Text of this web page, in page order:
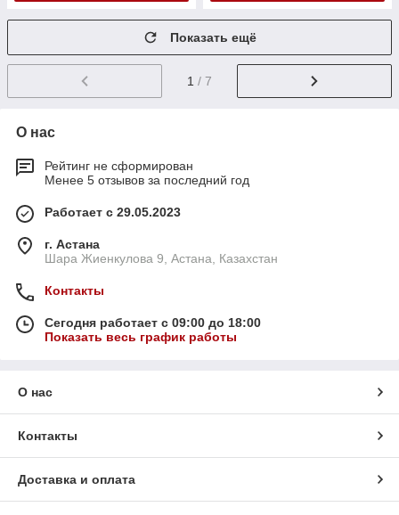
Показать ещё
1 / 7
О нас
Рейтинг не сформирован
Менее 5 отзывов за последний год
Работает с 29.05.2023
г. Астана
Шара Жиенкулова 9, Астана, Казахстан
Контакты
Сегодня работает с 09:00 до 18:00
Показать весь график работы
О нас
Контакты
Доставка и оплата